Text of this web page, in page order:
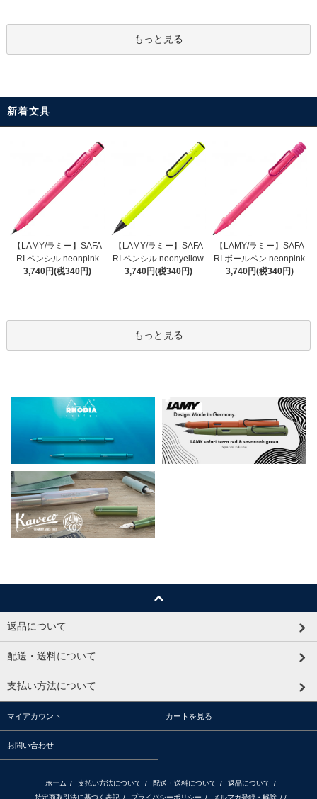
もっと見る
新着文具
【LAMY/ラミー】SAFA
RI ペンシル neonpink
3,740円(税340円)
【LAMY/ラミー】SAFA
RI ペンシル neonyellow
3,740円(税340円)
【LAMY/ラミー】SAFA
RI ボールペン neonpink
3,740円(税340円)
もっと見る
返品について
配送・送料について
支払い方法について
マイアカウント カートを見る
お問い合わせ
ホーム / 支払い方法について / 配送・送料について / 返品について /
特定商取引法に基づく表記 / プライバシーポリシー / メルマガ登録・解除 / /